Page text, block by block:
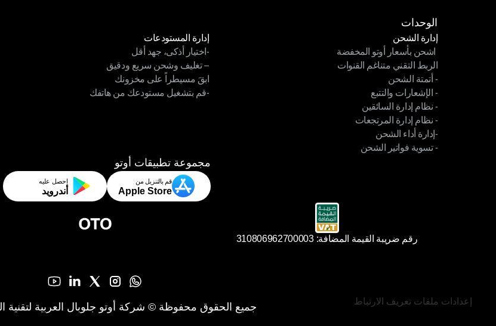
الوحدات
إدارة الشحن
إدارة الشحن
اشحن بأسعار أوتو المخفضة
اشحن بأسعار أوتو المخفضة
الربط التقني متناغم القنوات
الربط التقني متناغم القنوات
- أتمتة الشحن
- أتمتة الشحن
- الإشعارات والتتبع
- الإشعارات والتتبع
- نظام إدارة السائقين
- نظام إدارة السائقين
- نظام إدارة المرتجعات
- نظام إدارة المرتجعات
-إدارة أداء الشحن
-إدارة أداء الشحن
- تسوية فواتير الشحن
إدارة المستودعات
إدارة المستودعات
-اختيار أذكى، جهد أقل
-اختيار أذكى، جهد أقل
– تغليف وشحن سريع ودقيق
– تغليف وشحن سريع ودقيق
ابقَ مسيطراً على مخزونك
ابقَ مسيطراً على مخزونك
-قم بتشغيل مستودعك من هاتفك
مجموعة تطبيقات أوتو
قم بالتنزيل من
Apple Store
احصل عليه
أندرويد
رقم ضريبة القيمة المضافة: 310806962700003
جميع الحقوق محفوظة © شركة أوتو جلوبال العربية لتقنية إعدادات ملفات تعريف الارتباط